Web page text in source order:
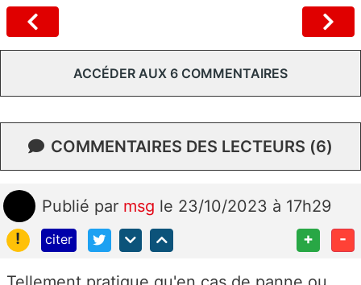
ACCÉDER AUX 6 COMMENTAIRES
COMMENTAIRES DES LECTEURS (6)
Publié par msg le 23/10/2023 à 17h29
!
citer + -